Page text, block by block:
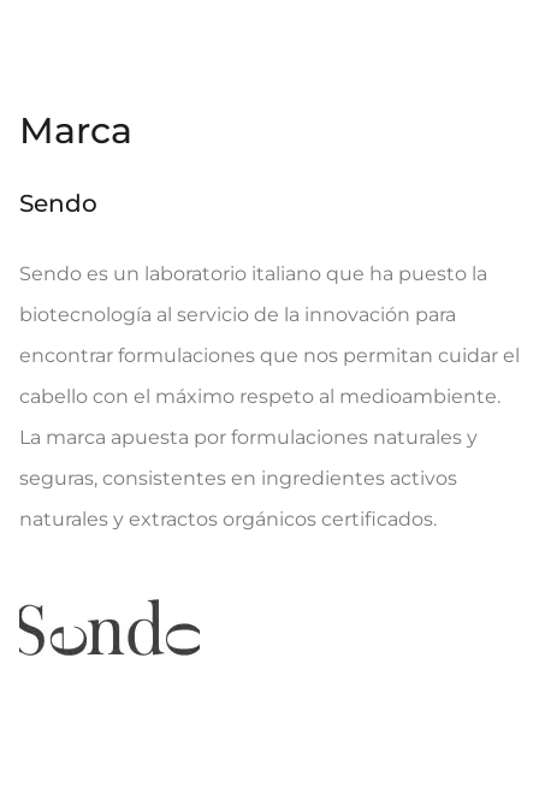
Marca
Sendo
Sendo es un laboratorio italiano que ha puesto la
biotecnología al servicio de la innovación para
encontrar formulaciones que nos permitan cuidar el
cabello con el máximo respeto al medioambiente.
La marca apuesta por formulaciones naturales y
seguras, consistentes en ingredientes activos
naturales y extractos orgánicos certificados.